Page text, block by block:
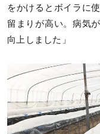
をかけるとボイラに
留まりが高い。病気
向上しました」